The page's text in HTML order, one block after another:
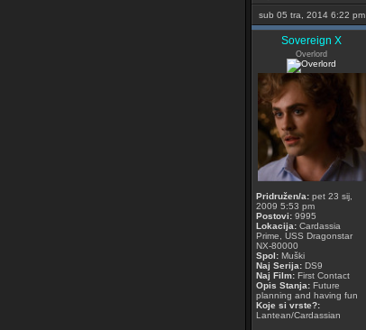
sub 05 tra, 2014 6:22 pm
Sovereign X
Overlord
Pridružen/a: pet 23 sij,
2009 5:53 pm
Postovi: 9995
Lokacija: Cardassia
Prime, USS Dragonstar
NX-80000
Spol: Muški
Naj Serija: DS9
Naj Film: First Contact
Opis Stanja: Future
planning and having fun
Koje si vrste?:
Lantean/Cardassian